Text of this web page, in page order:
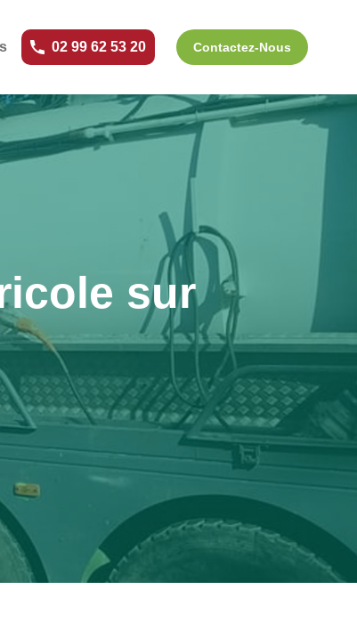
02 99 62 53 20 Contactez-Nous
sur